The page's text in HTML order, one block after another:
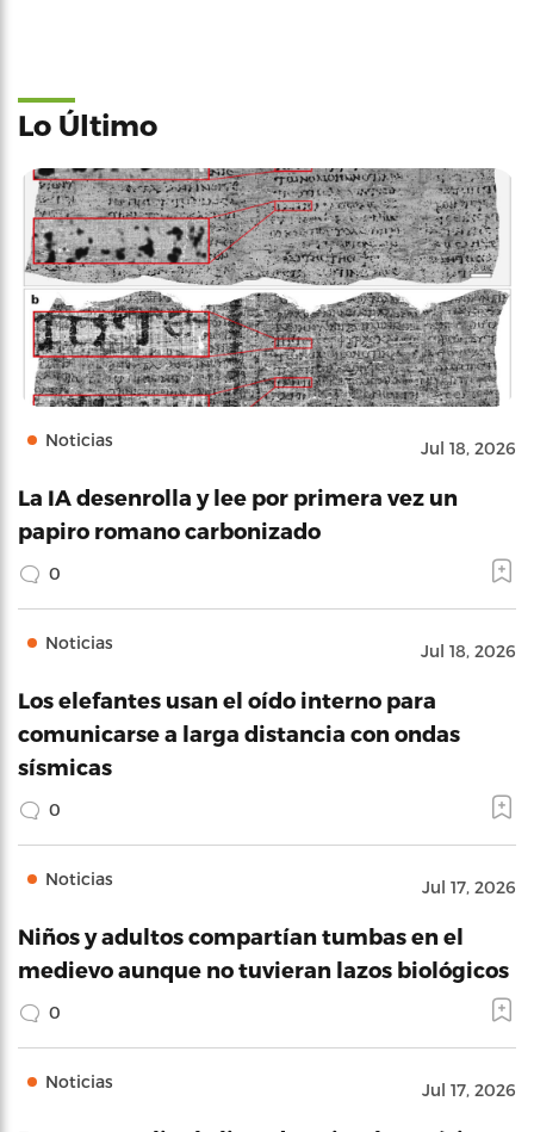
Lo Último
Noticias Jul 18, 2026
La IA desenrolla y lee por primera vez un
papiro romano carbonizado
0
Noticias Jul 18, 2026
Los elefantes usan el oído interno para
comunicarse a larga distancia con ondas
sísmicas
0
Noticias Jul 17, 2026
Niños y adultos compartían tumbas en el
medievo aunque no tuvieran lazos biológicos
0
Noticias Jul 17, 2026